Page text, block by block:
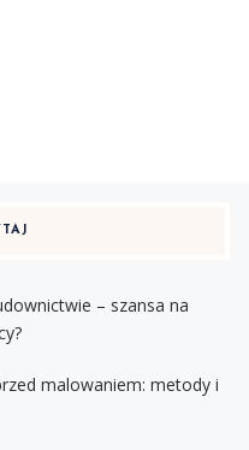
– szansa na
malowaniem: metody i